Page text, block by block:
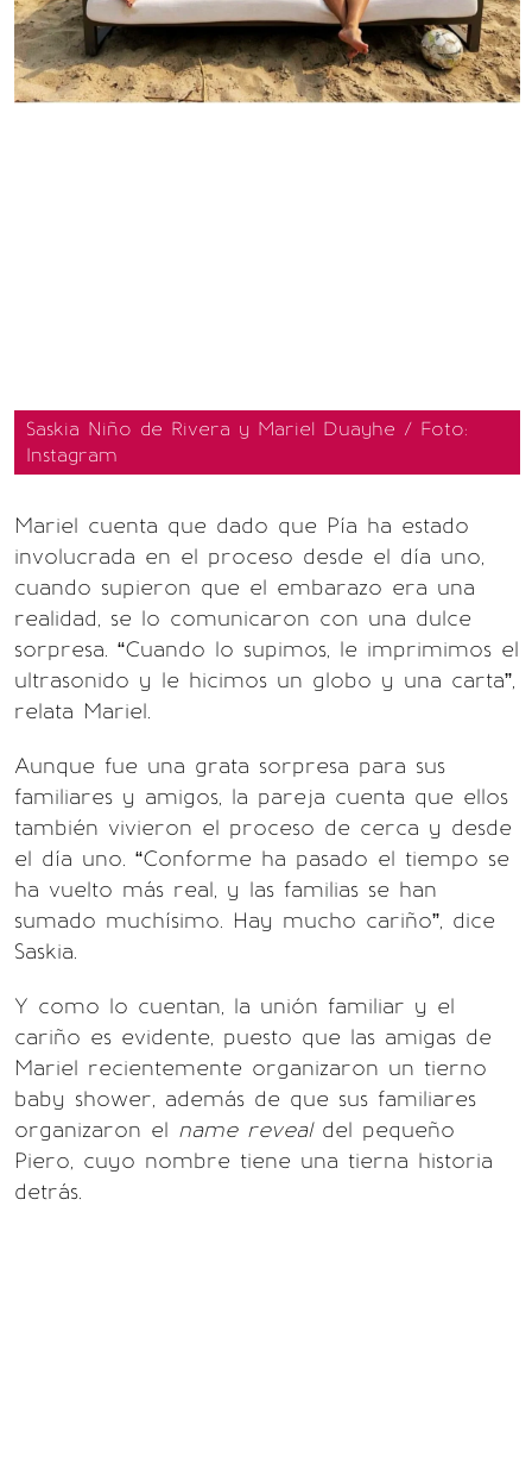
Saskia Niño de Rivera y Mariel Duayhe / Foto:
Instagram
Mariel cuenta que dado que Pía ha estado
involucrada en el proceso desde el día uno,
cuando supieron que el embarazo era una
realidad, se lo comunicaron con una dulce
sorpresa. “Cuando lo supimos, le imprimimos el
ultrasonido y le hicimos un globo y una carta”,
relata Mariel.
Aunque fue una grata sorpresa para sus
familiares y amigos, la pareja cuenta que ellos
también vivieron el proceso de cerca y desde
el día uno. “Conforme ha pasado el tiempo se
ha vuelto más real, y las familias se han
sumado muchísimo. Hay mucho cariño”, dice
Saskia.
Y como lo cuentan, la unión familiar y el
cariño es evidente, puesto que las amigas de
Mariel recientemente organizaron un tierno
baby shower, además de que sus familiares
organizaron el name reveal del pequeño
Piero, cuyo nombre tiene una tierna historia
detrás.